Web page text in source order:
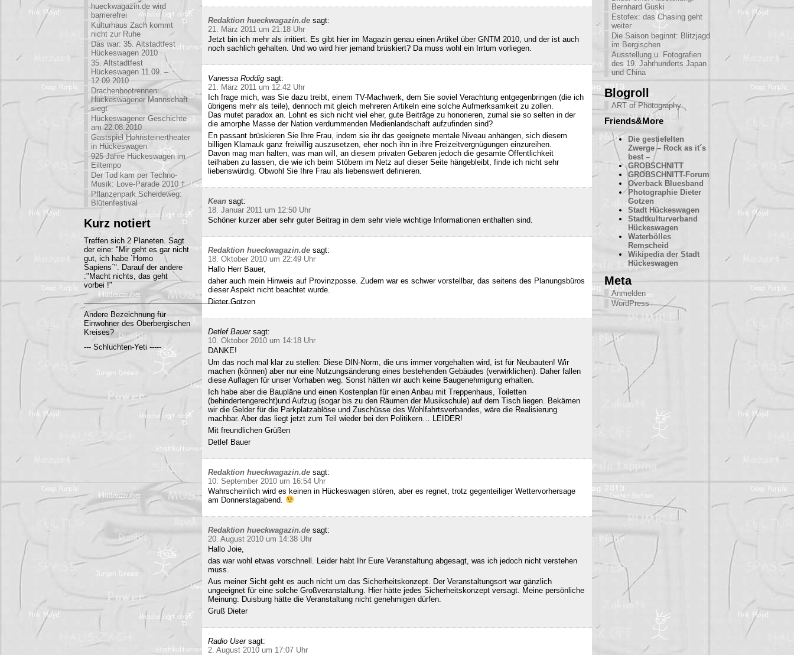
hueckwagazin.de wird
barrierefrei
Kulturhaus Zach kommt
nicht zur Ruhe
Das war: 35. Altstadtfest
Hückeswagen 2010
35. Altstadtfest
Hückeswagen 11.09. –
12.09.2010
Drachenbootrennen:
Hückeswagener Mannschaft
siegt
Hückeswagener Geschichte
am 22.08.2010
Gastspiel Hohnsteinertheater
in Hückeswagen
925 Jahre Hückeswagen im
Eiltempo
Der Tod kam per Techno-
Musik: Love-Parade 2010 †
Pflanzenpark Scheideweg:
Blütenfestival
Kurz notiert
Treffen sich 2 Planeten. Sagt
der eine: "Mir geht es gar nicht
gut, ich habe `Homo
Sapiens`". Darauf der andere
:"Macht nichts, das geht
vorbei !"
______________________________________
Andere Bezeichnung für
Einwohner des Oberbergischen
Kreises?
--- Schluchten-Yeti -----
Redaktion hueckwagazin.de sagt:
21. März 2011 um 21:18 Uhr
Jetzt bin ich mehr als irritiert. Es gibt hier im Magazin genau einen Artikel über GNTM 2010, und der ist auch
noch sachlich gehalten. Und wo wird hier jemand brüskiert? Da muss wohl ein Irrtum vorliegen.
Vanessa Roddig sagt:
21. März 2011 um 12:42 Uhr
Ich frage mich, was Sie dazu treibt, einem TV-Machwerk, dem Sie soviel Verachtung entgegenbringen (die ich
übrigens mehr als teile), dennoch mit gleich mehreren Artikeln eine solche Aufmerksamkeit zu zollen.
Das mutet paradox an. Lohnt es sich nicht viel eher, gute Beiträge zu honorieren, zumal sie so selten in der
die amorphe Masse der Nation verdummenden Medienlandschaft aufzufinden sind?
En passant brüskieren Sie Ihre Frau, indem sie ihr das geeignete mentale Niveau anhängen, sich diesem
billigen Klamauk ganz freiwillig auszusetzen, eher noch ihn in ihre Freizeitvergnügungen einzureihen.
Davon mag man halten, was man will, an diesem privaten Gebaren jedoch die gesamte Öffentlichkeit
teilhaben zu lassen, die wie ich beim Stöbern im Netz auf dieser Seite hängebleibt, finde ich nicht sehr
liebenswürdig. Obwohl Sie Ihre Frau als liebenswert definieren.
Kean sagt:
18. Januar 2011 um 12:50 Uhr
Schöner kurzer aber sehr guter Beitrag in dem sehr viele wichtige Informationen enthalten sind.
Redaktion hueckwagazin.de sagt:
18. Oktober 2010 um 22:49 Uhr
Hallo Herr Bauer,
daher auch mein Hinweis auf Provinzposse. Zudem war es schwer vorstellbar, das seitens des Planungsbüros
dieser Aspekt nicht beachtet wurde.
Dieter Gotzen
Detlef Bauer sagt:
10. Oktober 2010 um 14:18 Uhr
DANKE!
Um das noch mal klar zu stellen: Diese DIN-Norm, die uns immer vorgehalten wird, ist für Neubauten! Wir
machen (können) aber nur eine Nutzungsänderung eines bestehenden Gebäudes (verwirklichen). Daher fallen
diese Auflagen für unser Vorhaben weg. Sonst hätten wir auch keine Baugenehmigung erhalten.
Ich habe aber die Baupläne und einen Kostenplan für einen Anbau mit Treppenhaus, Toiletten
(behindertengerecht)und Aufzug (sogar bis zu den Räumen der Musikschule) auf dem Tisch liegen. Bekämen
wir die Gelder für die Parkplatzablöse und Zuschüsse des Wohlfahrtsverbandes, wäre die Realisierung
machbar. Aber das liegt jetzt zum Teil wieder bei den Politikern… LEIDER!
Mit freundlichen Grüßen
Detlef Bauer
Redaktion hueckwagazin.de sagt:
10. September 2010 um 16:54 Uhr
Wahrscheinlich wird es keinen in Hückeswagen stören, aber es regnet, trotz gegenteiliger Wettervorhersage
am Donnerstagabend.
Redaktion hueckwagazin.de sagt:
20. August 2010 um 14:38 Uhr
Hallo Joie,
das war wohl etwas vorschnell. Leider habt Ihr Eure Veranstaltung abgesagt, was ich jedoch nicht verstehen
muss.
Aus meiner Sicht geht es auch nicht um das Sicherheitskonzept. Der Veranstaltungsort war gänzlich
ungeeignet für eine solche Großveranstaltung. Hier hätte jedes Sicherheitskonzept versagt. Meine persönliche
Meinung: Duisburg hätte die Veranstaltung nicht genehmigen dürfen.
Gruß Dieter
Radio User sagt:
2. August 2010 um 17:07 Uhr
Bernhard Guski
Estofex: das Chasing geht
weiter
Die Saison beginnt: Blitzjagd
im Bergischen
Ausstellung u. Fotografien
des 19. Jahrhunderts Japan
und China
Blogroll
ART of Photography
Friends&More
Die gestiefelten
Zwerge – Rock as it´s
best –
GROBSCHNITT
GROBSCHNITT-Forum
Overback Bluesband
Photographie Dieter
Gotzen
Stadt Hückeswagen
Stadtkulturverband
Hückeswagen
Waterbölles
Remscheid
Wikipedia der Stadt
Hückeswagen
Meta
Anmelden
WordPress